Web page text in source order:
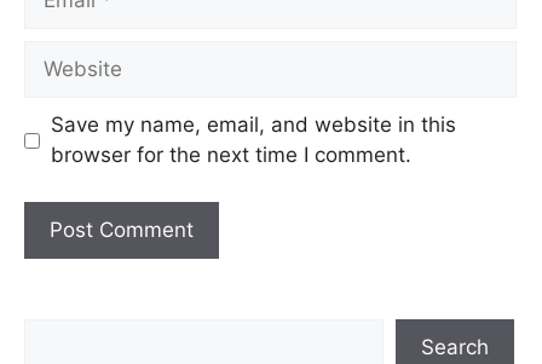
Website
Save my name, email, and website in this
browser for the next time I comment.
Search